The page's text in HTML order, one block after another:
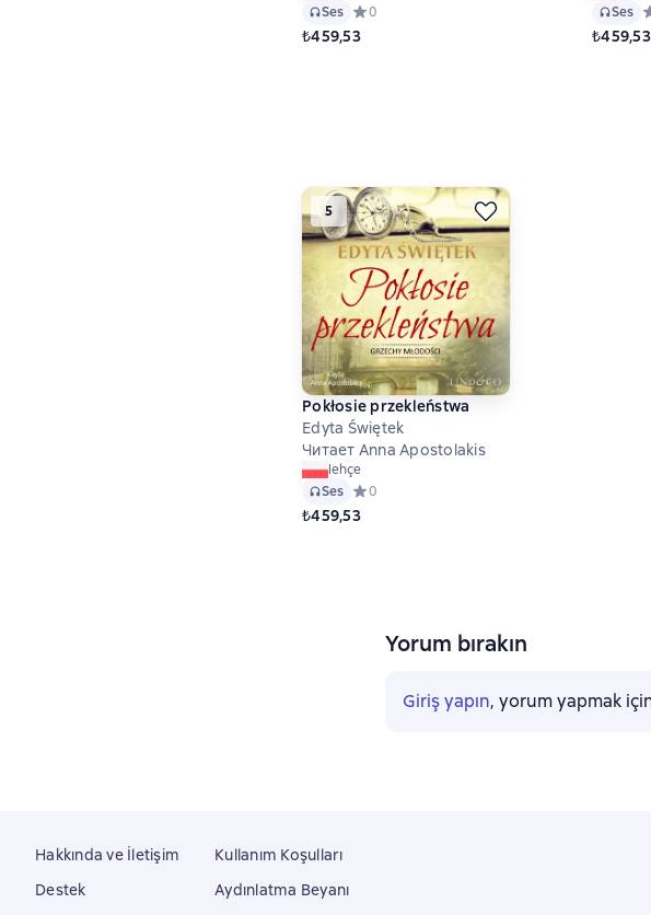
Ses Средний рейтинг 0 на основе 0 оценок
0
₺459,53
Ses
₺459,53
5
Pokłosie przekleństwa
Edyta Świętek
Читает Anna Apostolakis
lehçe
Ses Средний рейтинг 0 на основе 0 оценок
0
₺459,53
Yorum bırakın
Giriş yapın, yorum yapmak
Hakkında ve İletişim
Destek
Kullanım Koşulları
Aydınlatma Beyanı